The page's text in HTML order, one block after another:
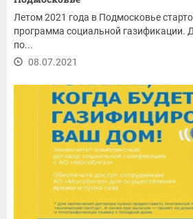
Летом 2021 года в Подмосковье
программа социальной газификации.
по...
08.07.2021